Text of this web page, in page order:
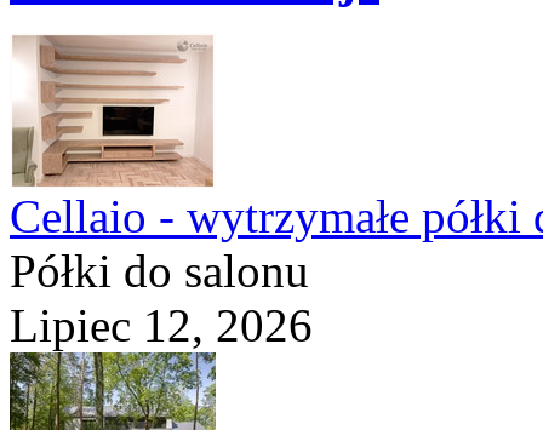
Cellaio - wytrzymałe półki
Półki do salonu
Lipiec 12, 2026